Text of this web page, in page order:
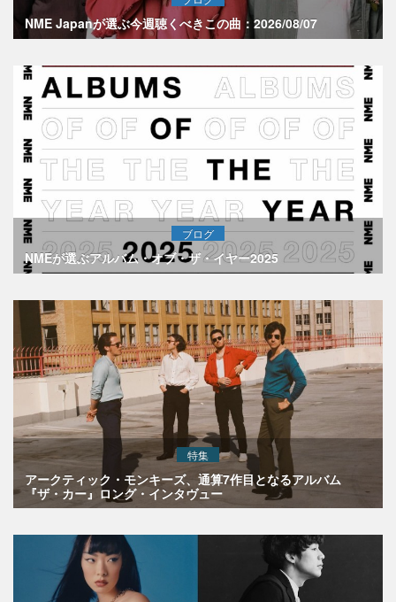
NME Japanが選ぶ今週聴くべきこの曲：2026/08/07
ブログ
NMEが選ぶアルバム・オブ・ザ・イヤー2025
特集
アークティック・モンキーズ、通算7作目となるアルバム
『ザ・カー』ロング・インタヴュー